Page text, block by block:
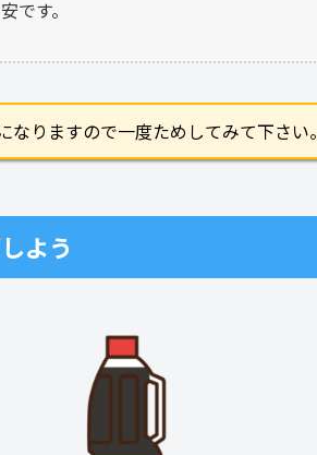
です。
なりますので一度ためしてみて下さい。
よう